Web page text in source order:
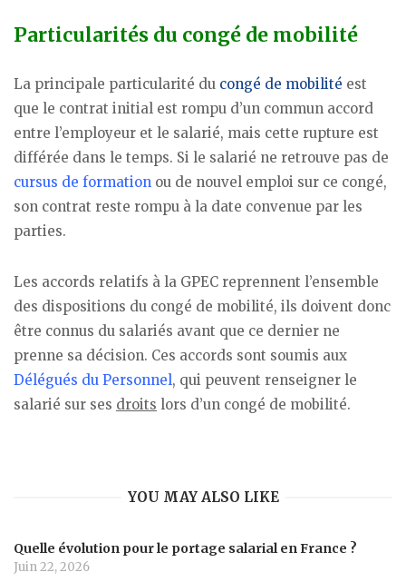
Particularités du congé de mobilité
La principale particularité du congé de mobilité est
que le contrat initial est rompu d’un commun accord
entre l’employeur et le salarié, mais cette rupture est
différée dans le temps. Si le salarié ne retrouve pas de
cursus de formation ou de nouvel emploi sur ce congé,
son contrat reste rompu à la date convenue par les
parties.
Les accords relatifs à la GPEC reprennent l’ensemble
des dispositions du congé de mobilité, ils doivent donc
être connus du salariés avant que ce dernier ne
prenne sa décision. Ces accords sont soumis aux
Délégués du Personnel, qui peuvent renseigner le
salarié sur ses droits lors d’un congé de mobilité.
YOU MAY ALSO LIKE
Quelle évolution pour le portage salarial en France ?
Juin 22, 2026